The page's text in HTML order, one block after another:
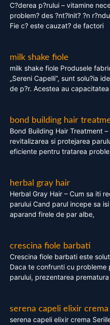
C?derea p?rului – vitamine
problem? des ?nt?lnit? ?n
Fie c? este cauzat? de factori
milk shake fiole
milk shake fiole Produsele
„Sereni Capelli”, sunt solu?ia
de p?r. Acestea au
bond building hair
Bond Building Hair Treatment
revitalizarea si protejarea
eficiente pentru tratarea
herbal gray hair
Herbal Gray Hair – Cum sa iti
parului Cand parul incepe sa
aparand firele de par albe,
crescina fiole barbati
Crescina fiole barbati este
Daca te confrunti cu probleme
parului, prezentarea
serena capeli elixir crema
serena capeli elixir crema